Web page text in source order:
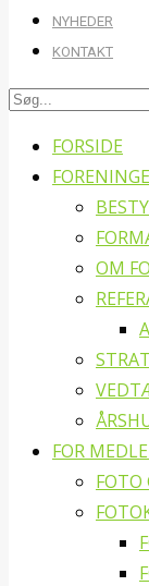
NYHEDER
KONTAKT
FORSIDE
OM
FOR
FOTO